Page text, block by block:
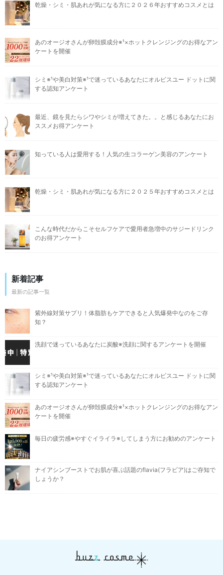
乾燥・シミ・肌あれが気になる方に２０２６年おすすめコスメとは
あのオージオさんが卵殻膜成分※¹×ホットクレンジングのお得なアン
ケートを開催
シミ※¹や美白対策※¹で迷っているあなたにオルビスユー ドットに関
する認知アンケート
最近、鏡を見たらシワやシミが増えてきた。。と感じるあなたにお
ススメお得アンケート
知っている人は愛用する！人気の生コラーゲン美容のアンケート
乾燥・シミ・肌あれが気になる方に２０２５年おすすめコスメとは
こんな時代だからこそセルフケアで愛用者急増中のサジードリンク
のお得アンケート
新着記事
最新の記事一覧
紫外線対策サプリ！体脂肪もケアできると人気爆発中なのをご存
知？
洗顔で迷っているあなたに炭酸※洗顔に関するアンケートを開催
シミ※¹や美白対策※¹で迷っているあなたにオルビスユー ドットに関
する認知アンケート
あのオージオさんが卵殻膜成分※¹×ホットクレンジングのお得なアン
ケートを開催
毎日の疲労感※やすぐイライラ※してしまう方にお勧めのアンケート
ナイアシンブーストでお肌が喜ぶ話題のflavia(フラビア)はご存知で
しょうか？